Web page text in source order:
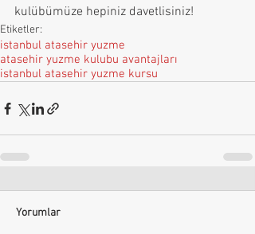
kulübümüze hepiniz davetlisiniz!
Etiketler:
istanbul atasehir yuzme
atasehir yuzme kulubu avantajları
istanbul atasehir yuzme kursu
Yorumlar